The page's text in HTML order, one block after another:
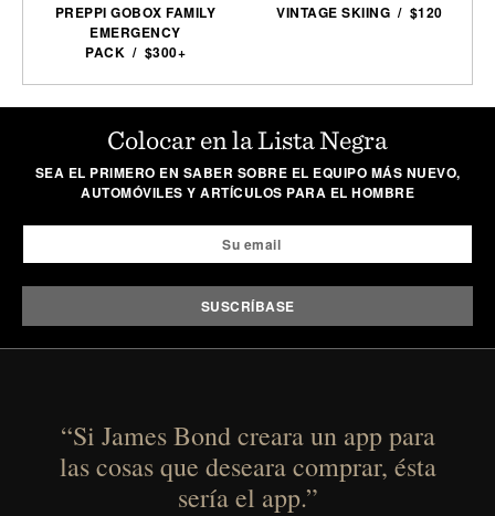
PREPPI GOBOX FAMILY
EMERGENCY
PACK / $300+
VINTAGE SKIING / $120
Colocar en la Lista Negra
SEA EL PRIMERO EN SABER SOBRE EL EQUIPO MÁS NUEVO,
AUTOMÓVILES Y ARTÍCULOS PARA EL HOMBRE
“Si James Bond creara un app para
las cosas que deseara comprar, ésta
sería el app.”